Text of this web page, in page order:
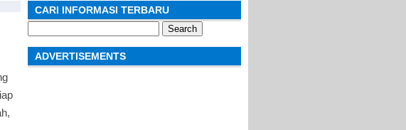
CARI INFORMASI TERBARU
for:
ADVERTISEMENTS